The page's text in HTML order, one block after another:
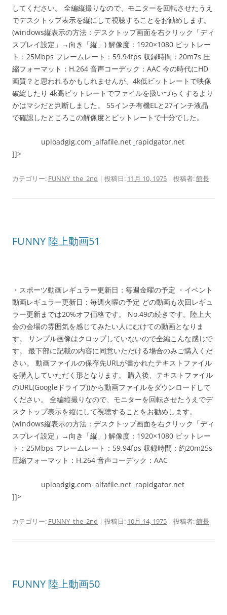
してください。 全編縦撮りなので、モニターを回転させたうえ
でデスクトップ表示を縦にして視聴することをお勧めします。
(windows縦表示の方法：デスクトップ画面を右クリック「ディ
スプレイ設定」→向き「縦」) 解像度：1920×1080 ビットレー
ト：25Mbps フレームレート：59.94fps 収録時間：20m7s 圧
縮フォーマット：H.264 音声コーデック：AAC 今の時代にHD
画質？と思われるかもしれませんが、4k低ビットレートで映像
破綻したり 4k高ビットレートでファイルを扱いづらくするより
かはマシだと判断しました。 55インチ有機ELと27インチ液晶
で確認したところこの解像度とビットレートで十分でした。
uploadgig.com alfafile.net rapidgator.net
]]>
カテゴリー: FUNNY_the_2nd | 投稿日: 11月 10, 1975 | 投稿者:館長
FUNNY 陸上動画51
・スポーツ動画レギュラー更新日：毎週金曜の予定 ・イベント
動画レギュラー更新日：毎週火曜の予定 どの動画も次回レギュ
ラー更新までは20%オフ価格です。 No.49の続きです。陸上大
会の会場の雰囲気を感じてみたい人にむけての動画となりま
す。 サンプル画像はクロップしていないので全編こんな感じで
す。 最下部に記載の内容に同意いただける場合のみご購入くだ
さい。 動画ファイルの保存先URLが書かれたテキストファイル
を購入していただく形となります。 購入後、テキストファイル
のURL(Googleドライブ))から動画ファイルをダウンロードして
ください。 全編縦撮りなので、モニターを回転させたうえでデ
スクトップ表示を縦にして視聴することをお勧めします。
(windows縦表示の方法：デスクトップ画面を右クリック「ディ
スプレイ設定」→向き「縦」) 解像度：1920×1080 ビットレー
ト：25Mbps フレームレート：59.94fps 収録時間：約20m25s
圧縮フォーマット：H.264 音声コーデック：AAC
uploadgig.com alfafile.net rapidgator.net
]]>
カテゴリー: FUNNY_the_2nd | 投稿日: 10月 14, 1975 | 投稿者:館長
FUNNY 陸上動画50